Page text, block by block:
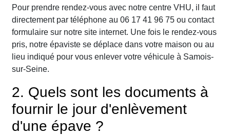
Pour prendre rendez-vous avec notre centre VHU, il faut
directement par téléphone au 06 17 41 96 75 ou contact
formulaire sur notre site internet. Une fois le rendez-vous
pris, notre épaviste se déplace dans votre maison ou au
lieu indiqué pour vous enlever votre véhicule à Samois-
sur-Seine.
2. Quels sont les documents à
fournir le jour d'enlèvement
d'une épave ?